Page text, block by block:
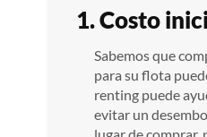
1. Costo
Sabemos que
para su flota
renting puede
evitar un
lugar de comprar,